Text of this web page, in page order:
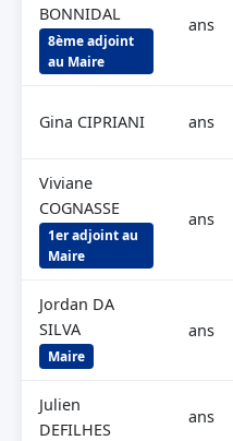
BONNIDAL
8ème adjoint
au Maire
ans
Gina CIPRIANI ans
Viviane
COGNASSE
1er adjoint au
Maire
ans
Jordan DA
SILVA
Maire
ans
Julien
DEFILHES
ans